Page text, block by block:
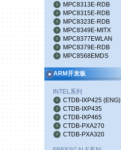
MPC8313E-RDB
MPC8315E-RDB
MPC8323E-RDB
MPC8349E-MITX
MPC8377EWLAN
MPC8379E-RDB
MPC8568EMDS
ARM开发板
INTEL系列
CTDB-IXP425(ENG)
CTDB-IXP435
CTDB-IXP465
CTDB-PXA270
CTDB-PXA320